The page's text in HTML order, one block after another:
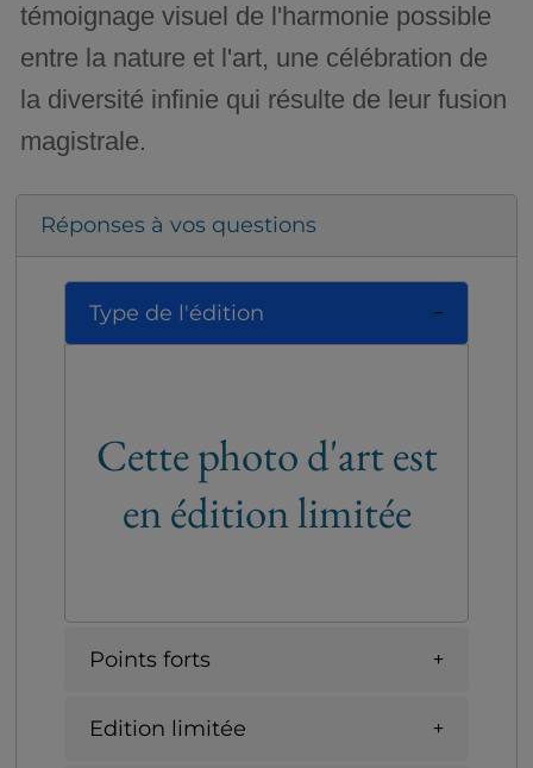
témoignage visuel de l'harmonie possible
entre la nature et l'art, une célébration de
la diversité infinie qui résulte de leur fusion
magistrale.
Réponses à vos questions
Type de l'édition
Cette photo d'art est
en édition limitée
Points forts
Edition limitée